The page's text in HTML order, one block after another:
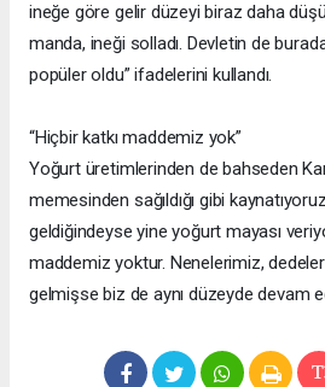
ineğe göre gelir düzeyi biraz daha
manda, ineği solladı. Devletin de
popüler oldu” ifadelerini kullandı.
“Hiçbir katkı maddemiz yok”
Yoğurt üretimlerinden de bahseden
memesinden sağıldığı gibi
geldiğindeyse yine yoğurt mayası
maddemiz yoktur. Nenelerimiz,
gelmişse biz de aynı düzeyde devam